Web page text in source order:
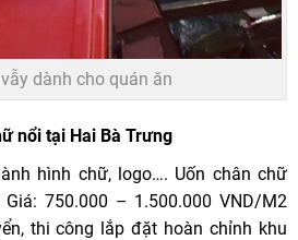
dành cho quán ăn
nổi tại Hai Bà Trưng
hình chữ, logo…. Uốn chân chữ
750.000 – 1.500.000 VND/M2
thi công lắp đặt hoàn chỉnh khu